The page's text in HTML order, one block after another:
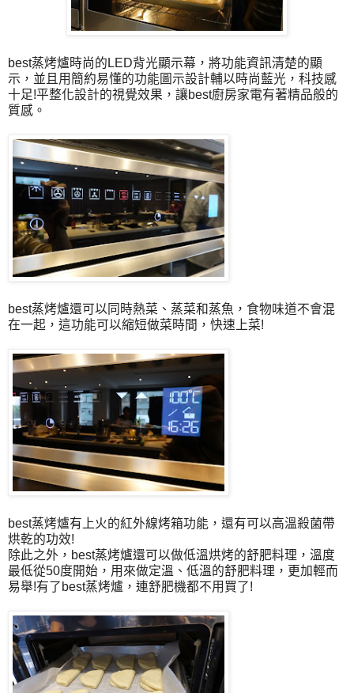
best蒸烤爐時尚的LED背光顯示幕，將功能資訊清楚的顯
示，並且用簡約易懂的功能圖示設計輔以時尚藍光，科技感
十足!平整化設計的視覺效果，讓best廚房家電有著精品般的
質感。
best蒸烤爐還可以同時熱菜、蒸菜和蒸魚，食物味道不會混
在一起，這功能可以縮短做菜時間，快速上菜!
best蒸烤爐有上火的紅外線烤箱功能，還有可以高溫殺菌帶
烘乾的功效!
除此之外，best蒸烤爐還可以做低溫烘烤的舒肥料理，溫度
最低從50度開始，用來做定溫、低溫的舒肥料理，更加輕而
易舉!有了best蒸烤爐，連舒肥機都不用買了!